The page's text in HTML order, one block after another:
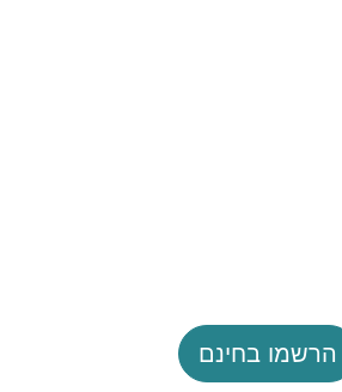
הרשמו בחינם